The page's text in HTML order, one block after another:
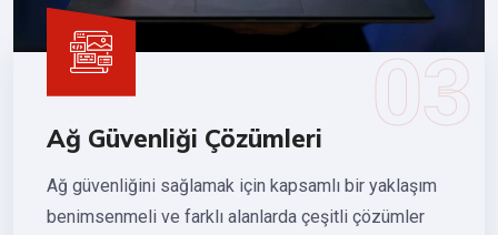
Ağ Güvenliği Çözümleri
Ağ güvenliğini sağlamak için kapsamlı bir yaklaşım
benimsenmeli ve farklı alanlarda çeşitli çözümler